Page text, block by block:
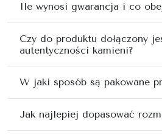
Ile wynosi gwarancja i co
Czy do produktu dołączony
autentyczności kamieni?
W jaki sposób są pakowane
Jak najlepiej dopasować